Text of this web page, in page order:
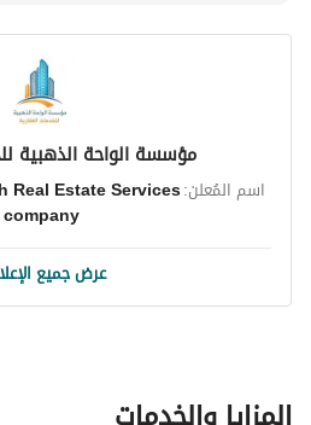
مؤسسة الواحة الذهبية
اسم المُعلن:Real Estate Services
company
عرض جميع